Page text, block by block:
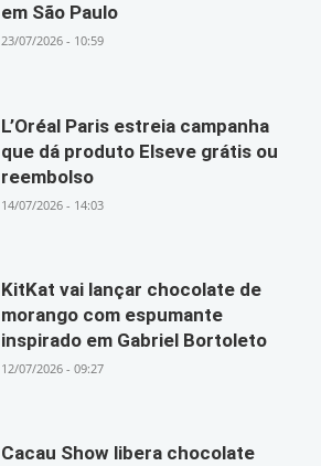
em São Paulo
23/07/2026 - 10:59
L’Oréal Paris estreia campanha
que dá produto Elseve grátis ou
reembolso
14/07/2026 - 14:03
KitKat vai lançar chocolate de
morango com espumante
inspirado em Gabriel Bortoleto
12/07/2026 - 09:27
Cacau Show libera chocolate